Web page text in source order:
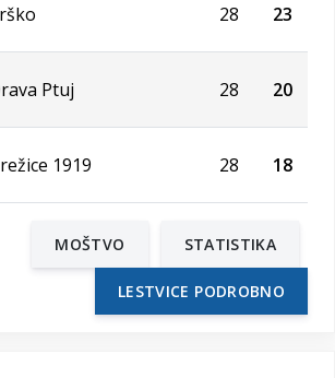
28 23
Ptuj 28 20
1919 28 18
MOŠTVO STATISTIKA
LESTVICE PODROBNO